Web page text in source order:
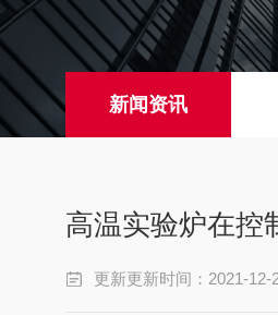
新闻资讯
高温实验炉在控
更新更新时间：2021-12-